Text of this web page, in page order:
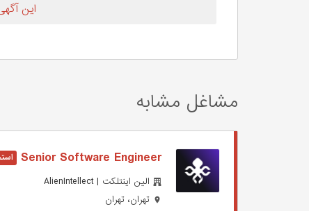
این
مشاغل مشابه
Senior Software Engineer
الین اینتلکت | AlienIntellect
تهران، تهران